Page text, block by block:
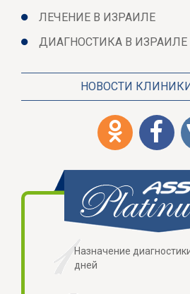
ЛЕЧЕНИЕ В ИЗРАИЛЕ
ДИАГНОСТИКА В ИЗРАИЛЕ
НОВОСТИ
Назначение
дней